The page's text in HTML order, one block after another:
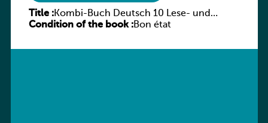
Title :Kombi-Buch Deutsch 10 Lese- und
Sprachbuch
Condition of the book :Bon état